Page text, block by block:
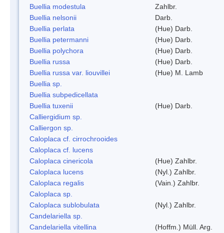
Buellia modestula
Zahlbr.
Buellia nelsonii
Darb.
Buellia perlata
(Hue) Darb.
Buellia petermanni
(Hue) Darb.
Buellia polychora
(Hue) Darb.
Buellia russa
(Hue) Darb.
Buellia russa var. liouvillei
(Hue) M. Lamb
Buellia sp.
Buellia subpedicellata
Buellia tuxenii
(Hue) Darb.
Calliergidium sp.
Calliergon sp.
Caloplaca cf. cirrochrooides
Caloplaca cf. lucens
Caloplaca cinericola
(Hue) Zahlbr.
Caloplaca lucens
(Nyl.) Zahlbr.
Caloplaca regalis
(Vain.) Zahlbr.
Caloplaca sp.
Caloplaca sublobulata
(Nyl.) Zahlbr.
Candelariella sp.
Candelariella vitellina
(Hoffm.) Müll. Arg.